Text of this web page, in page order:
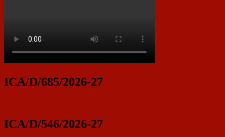
ICA/D/685/2026-27
ICA/D/546/2026-27